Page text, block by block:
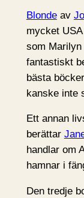
Blondeav
mycket
som
fantastiskt
bästa
kanske inte
Ett annan
berättar
handlar om
hamnar i
Den tredje